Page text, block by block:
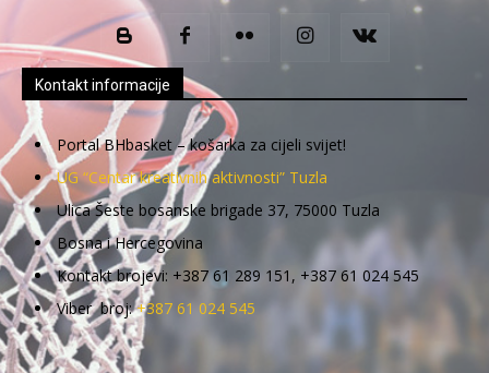
Kontakt informacije
Portal BHbasket – košarka za cijeli svijet!
UG “Centar kreativnih aktivnosti” Tuzla
Ulica Šeste bosanske brigade 37, 75000 Tuzla
Bosna i Hercegovina
Kontakt brojevi: +387 61 289 151, +387 61 024 545
Viber broj:+387 61 024 545